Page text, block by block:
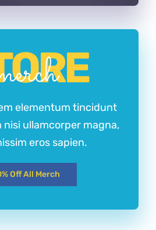
elementum tincidunt
nisi ullamcorper magna,
eros sapien.
Off All Merch